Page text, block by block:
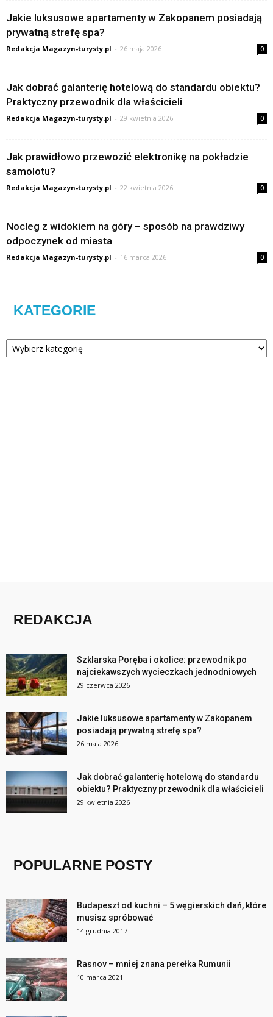
Jakie luksusowe apartamenty w Zakopanem posiadają
prywatną strefę spa?
Redakcja Magazyn-turysty.pl - 26 maja 2026 0
Jak dobrać galanterię hotelową do standardu obiektu?
Praktyczny przewodnik dla właścicieli
Redakcja Magazyn-turysty.pl - 29 kwietnia 2026 0
Jak prawidłowo przewozić elektronikę na pokładzie
samolotu?
Redakcja Magazyn-turysty.pl - 22 kwietnia 2026 0
Nocleg z widokiem na góry – sposób na prawdziwy
odpoczynek od miasta
Redakcja Magazyn-turysty.pl - 16 marca 2026 0
KATEGORIE
Kategorie
REDAKCJA
Szklarska Poręba i okolice: przewodnik po
najciekawszych wycieczkach jednodniowych
29 czerwca 2026
Jakie luksusowe apartamenty w Zakopanem
posiadają prywatną strefę spa?
26 maja 2026
Jak dobrać galanterię hotelową do standardu
obiektu? Praktyczny przewodnik dla właścicieli
29 kwietnia 2026
POPULARNE POSTY
Budapeszt od kuchni – 5 węgierskich dań, które
musisz spróbować
14 grudnia 2017
Rasnov – mniej znana perełka Rumunii
10 marca 2021